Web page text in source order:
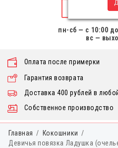
пн-сб — с 10:00
вс —
Собственное производство
Оплата после примерки
Гарантия возврата
Доставка 400 рублей в
Главная
Кокошники
Девичья повязка Ладушка